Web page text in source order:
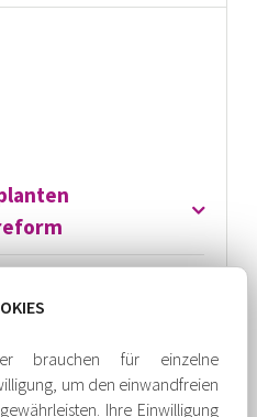
brauchen für einzelne
um den einwandfreien
Ihre Einwilligung